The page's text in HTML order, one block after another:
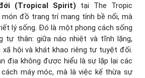
(Tropical Spirit) tại The Tropic
món đồ trang trí mang tính bề nổi, mà
lý sống. Đó là một phong cách sống
tự thân: giữa náo nhiệt và tĩnh lặng,
xã hội và khát khao riêng tư tuyệt đối.
địa không được hiểu là sự lặp lại các
máy móc, mà là việc kế thừa sự